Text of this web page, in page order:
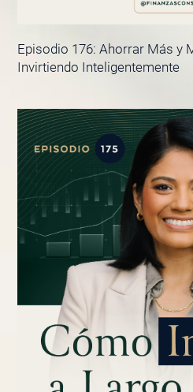
Episodio 176: Ahorrar Más y
Invirtiendo Inteligentemente